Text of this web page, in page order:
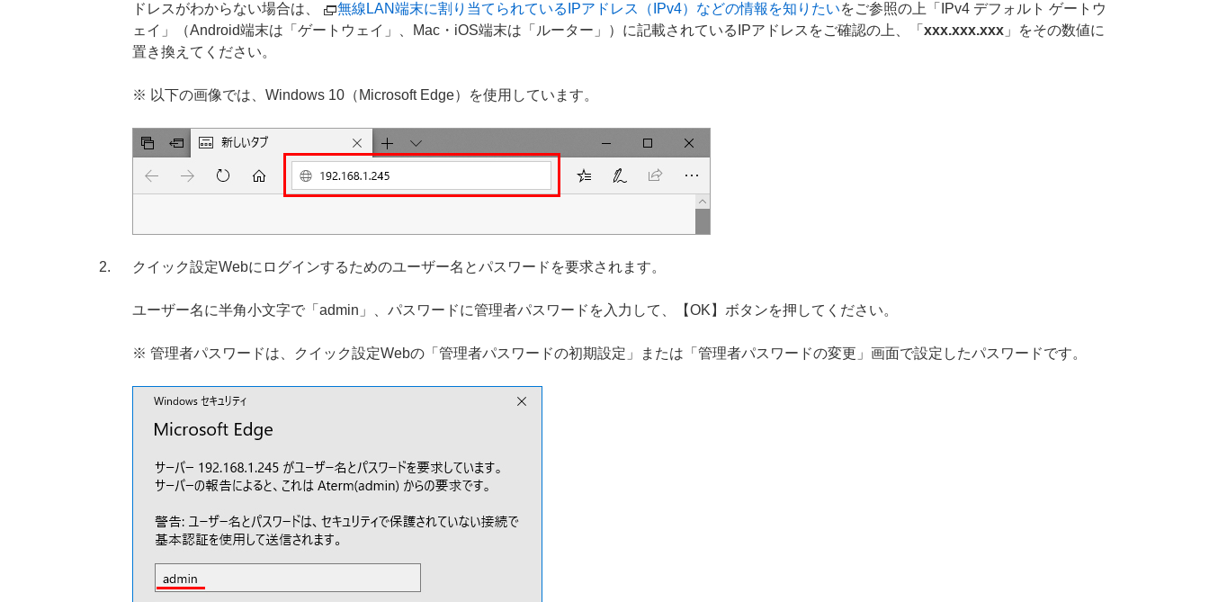
ドレスがわからない場合は、
無線LAN端末に割り当てられているIPアドレス（IPv4）などの情報を知りたいをご参照の上「IPv4 デフォルト ゲートウ
ェイ」（Android端末は「ゲートウェイ」、Mac・iOS端末は「ルーター」）に記載されているIPアドレスをご確認の上、「xxx.xxx.xxx 」をその数値に
置き換えてください。
※ 以下の画像では、Windows 10（Microsoft Edge）を使用しています。
クイック設定Webにログインするためのユーザー名とパスワードを要求されます。
ユーザー名に半角小文字で「admin」、パスワードに管理者パスワードを入力して、【OK】ボタンを押してください。
※ 管理者パスワードは、クイック設定Webの「管理者パスワードの初期設定」または「管理者パスワードの変更」画面で設定したパスワードです。